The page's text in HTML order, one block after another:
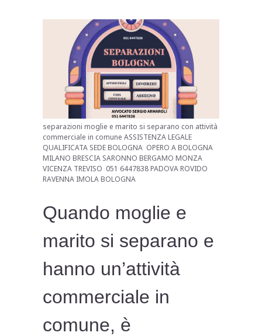
separazioni moglie e marito si separano con attività
commerciale in comune ASSISTENZA LEGALE
QUALIFICATA SEDE BOLOGNA OPERO A BOLOGNA
MILANO BRESCIA SARONNO BERGAMO MONZA
VICENZA TREVISO 051 6447838 PADOVA ROVIDO
RAVENNA IMOLA BOLOGNA
Quando moglie e
marito si separano e
hanno un’attività
commerciale in
comune, è